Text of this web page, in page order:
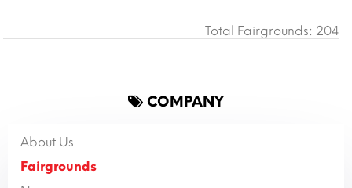
Total Fairgrounds: 204
COMPANY
About Us
Fairgrounds